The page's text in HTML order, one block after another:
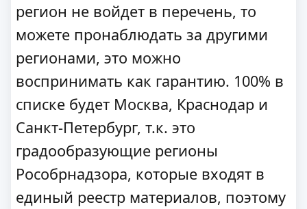
регион не войдет в перечень, то
можете пронаблюдать за другими
регионами, это можно
воспринимать как гарантию. 100% в
списке будет Москва, Краснодар и
Санкт-Петербург, т.к. это
градообразующие регионы
Рособрнадзора, которые входят в
единый реестр материалов, поэтому